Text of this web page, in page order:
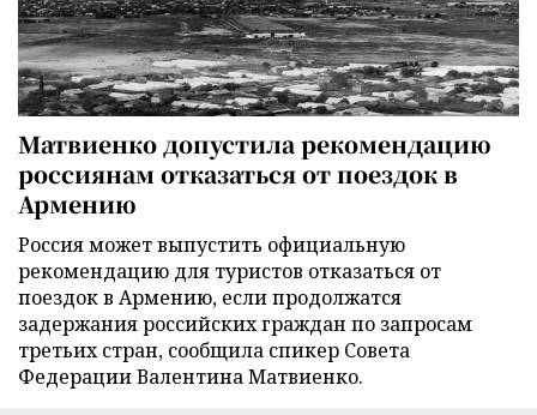
Матвиенко допустила рекомендацию
россиянам отказаться от поездок в
Армению
Россия может выпустить официальную
рекомендацию для туристов отказаться от
поездок в Армению, если продолжатся
задержания российских граждан по запросам
третьих стран, сообщила спикер Совета
Федерации Валентина Матвиенко.